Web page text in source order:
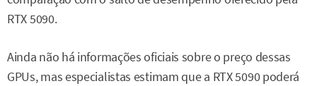
RTX 5090.
Ainda não há informações oficiais sobre o preço dessas
GPUs, mas especialistas estimam que a RTX 5090 poderá